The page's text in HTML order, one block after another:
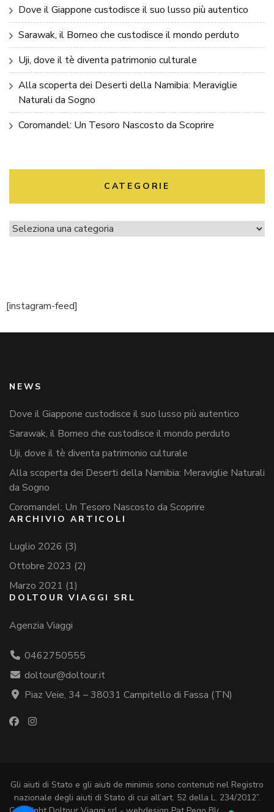
Dove il Giappone custodisce il suo lusso più autentico
Sarawak, il Borneo che custodisce il mondo perduto
Uji, dove il tè diventa patrimonio culturale
Alla scoperta dei Deserti della Namibia: Meraviglie
Naturali da Sogno
Coromandel: Un Tesoro Nascosto da Scoprire
CATEGORIE
[instagram-feed]
NEWS
Dove il Giappone custodisce il suo lusso più autentico
Sarawak, il Borneo che custodisce il mondo perduto
Uji, dove il tè diventa patrimonio culturale
Alla scoperta dei Deserti della Namibia: Meraviglie Naturali
da Sogno
Coromandel: Un Tesoro Nascosto da Scoprire
ARCHIVIO ARTICOLI
Luglio 2026 (3)
Ottobre 2023 (2)
Marzo 2021 (1)
DOLTOUR VIAGGI SRL
Agenzia Viaggi
0462750555
doltour@doltour.it
Piaz Veie, 34 – 38031 Campitello di Fassa (TN)
Gli aiuti di Stato e gli aiuti de minimis sono contenuti nel Registro
nazionale degli aiuti di Stato di cui all’art. 52 della L. 234/2012”.